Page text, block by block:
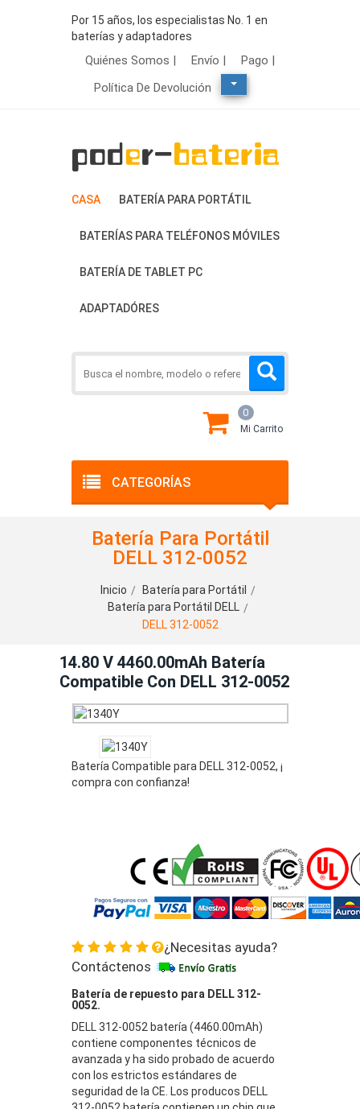
Por 15 años, los especialistas No. 1 en
baterías y adaptadores
Quiénes Somos | Envío |
Pago |
Política De Devolución
CASA BATERÍA PARA PORTÁTIL
BATERÍAS PARA TELÉFONOS MÓVILES
BATERÍA DE TABLET PC
ADAPTADÓRES
CATEGORÍAS
0
Mi Carrito
Batería Para Portátil
DELL 312-0052
Inicio
Batería para Portátil
Batería para Portátil DELL
DELL 312-0052
14.80 V 4460.00mAh Batería
Compatible Con DELL 312-0052
Batería Compatible para DELL 312-0052, ¡
compra con confianza!
¿Necesitas ayuda?
Contáctenos
Batería de repuesto para DELL 312-
0052.
DELL 312-0052 batería (4460.00mAh)
contiene componentes técnicos de
avanzada y ha sido probado de acuerdo
con los estrictos estándares de
seguridad de la CE. Los producos DELL